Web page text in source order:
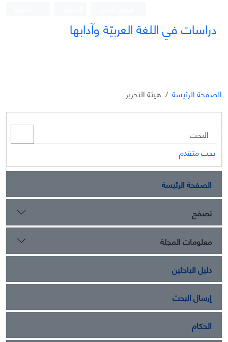
دراسات في اللغة العربيّة وآدابها
الصفحة الرئيسة هيئة التحرير
بحث متقدم
الصفحة الرئيسة
تصفح
معلومات المجلة
دليل الباحثين
إرسال البحث
الحكام